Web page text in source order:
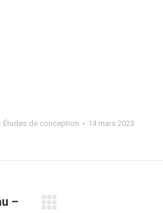
Études de conception 14 mars 2023
–